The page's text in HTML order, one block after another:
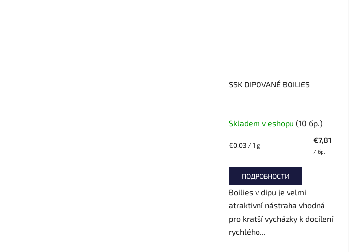
SSK DIPOVANÉ BOILIES
Skladem v eshopu (10 бр.)
€7,81
/ бр.
Измерване
€0,03 / 1 g
ПОДРОБНОСТИ
Boilies v dipu je velmi
atraktivní nástraha vhodná
pro kratší vycházky k docílení
rychlého...